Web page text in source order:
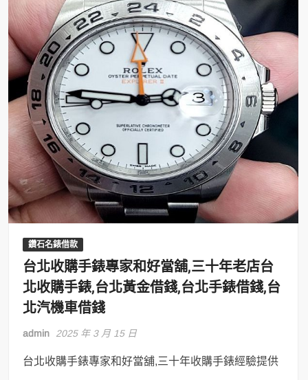
鑽石名錶借款
台北收購手錶專家和好當舖,三十年老店台
北收購手錶,台北黃金借錢,台北手錶借錢,台
北汽機車借錢
admin 2025 年 3 月 15 日
台北收購手錶專家和好當舖,三十年收購手錶經驗提供